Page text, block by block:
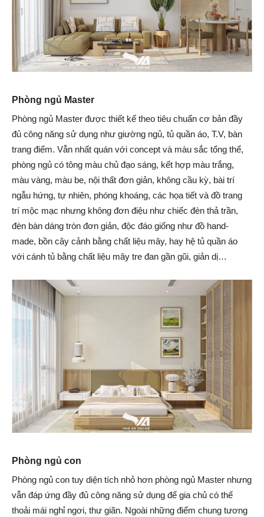
Phòng ngủ Master
Phòng ngủ Master được thiết kế theo tiêu chuẩn cơ bản đầy
đủ công năng sử dụng như giường ngủ, tủ quần áo, T.V, bàn
trang điểm. Vẫn nhất quán với concept và màu sắc tổng thể,
phòng ngủ có tông màu chủ đạo sáng, kết hợp màu trắng,
màu vàng, màu be, nội thất đơn giản, không cầu kỳ, bài trí
ngẫu hứng, tự nhiên, phóng khoáng, các họa tiết và đồ trang
trí mộc mạc nhưng không đơn điệu như chiếc đèn thả trần,
đèn bàn dáng tròn đơn giản, độc đáo giống như đồ hand-
made, bồn cây cảnh bằng chất liệu mây, hay hệ tủ quần áo
với cánh tủ bằng chất liệu mây tre đan gần gũi, giản dị…
Phòng ngủ con
Phòng ngủ con tuy diện tích nhỏ hơn phòng ngủ Master nhưng
vẫn đáp ứng đầy đủ công năng sử dụng để gia chủ có thể
thoải mái nghỉ ngơi, thư giãn. Ngoài những điểm chung tương